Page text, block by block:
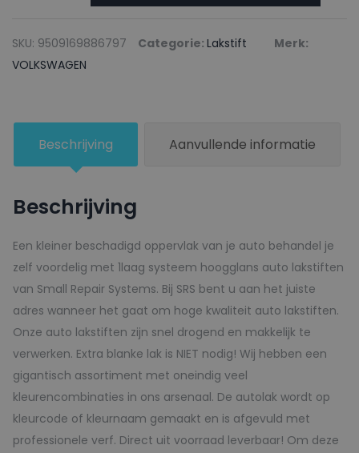
ATLANTISBLAU
-
SKU: 9509169886797 Categorie: Lakstift
Merk:
VOLKSWAGEN
Beschrijving Aanvullende informatie
Beschrijving
Een kleiner beschadigd oppervlak van je auto behandel je
zelf voordelig met 1laag systeem hoogglans auto lakstiften
van Small Repair Systems. Bij SRS bent u aan het juiste
adres wanneer het gaat om hoge kwaliteit auto lakstiften.
Onze auto lakstiften zijn snel drogend en makkelijk te
verwerken. Extra blanke lak is NIET nodig! Wij hebben een
gigantisch assortiment met oneindig veel
kleurencombinaties in ons arsenaal. De autolak wordt op
kleurcode of kleurnaam gemaakt en is afgevuld met
professionele verf. Direct uit voorraad leverbaar! Om deze